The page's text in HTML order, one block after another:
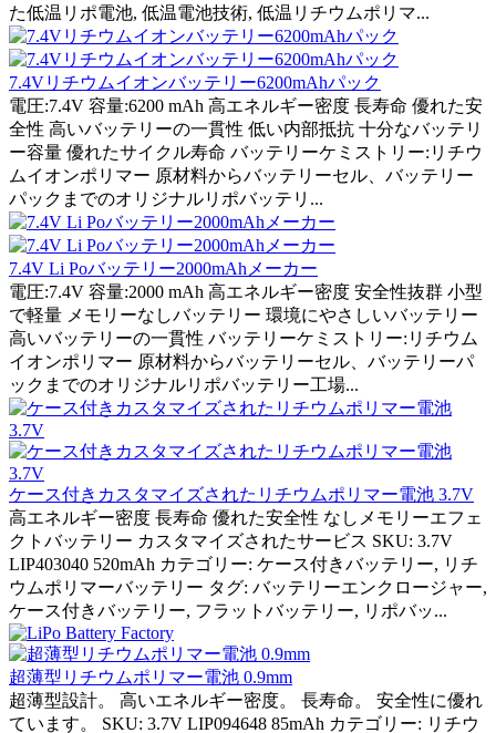
た低温リポ電池, 低温電池技術, 低温リチウムポリマ...
7.4Vリチウムイオンバッテリー6200mAhパック
電圧:7.4V 容量:6200 mAh 高エネルギー密度 長寿命 優れた安
全性 高いバッテリーの一貫性 低い内部抵抗 十分なバッテリ
ー容量 優れたサイクル寿命 バッテリーケミストリー:リチウ
ムイオンポリマー 原材料からバッテリーセル、バッテリー
パックまでのオリジナルリポバッテリ...
7.4V Li Poバッテリー2000mAhメーカー
電圧:7.4V 容量:2000 mAh 高エネルギー密度 安全性抜群 小型
で軽量 メモリーなしバッテリー 環境にやさしいバッテリー
高いバッテリーの一貫性 バッテリーケミストリー:リチウム
イオンポリマー 原材料からバッテリーセル、バッテリーパ
ックまでのオリジナルリポバッテリー工場...
ケース付きカスタマイズされたリチウムポリマー電池 3.7V
高エネルギー密度 長寿命 優れた安全性 なしメモリーエフェ
クトバッテリー カスタマイズされたサービス SKU: 3.7V
LIP403040 520mAh カテゴリー: ケース付きバッテリー, リチ
ウムポリマーバッテリー タグ: バッテリーエンクロージャー,
ケース付きバッテリー, フラットバッテリー, リポバッ...
超薄型リチウムポリマー電池 0.9mm
超薄型設計。 高いエネルギー密度。 長寿命。 安全性に優れ
ています。 SKU: 3.7V LIP094648 85mAh カテゴリー: リチウ